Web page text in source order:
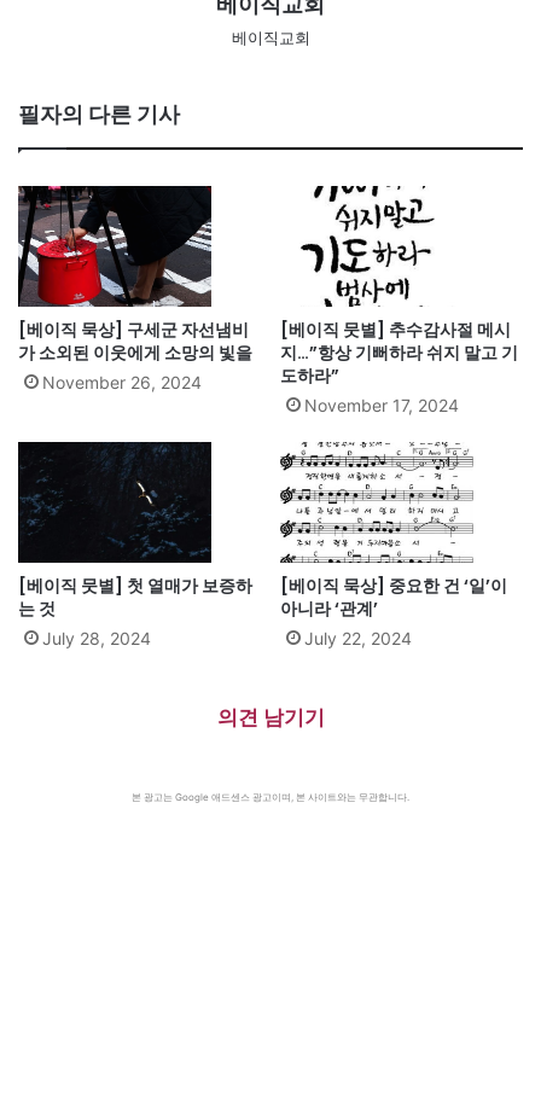
베이직교회
필자의 다른 기사
[베이직 묵상] 구세군 자선냄비
가 소외된 이웃에게 소망의 빛을
November 26, 2024
[베이직 뭇별] 추수감사절 메시
지…”항상 기뻐하라 쉬지 말고 기
도하라”
November 17, 2024
[베이직 뭇별] 첫 열매가 보증하
는 것
July 28, 2024
[베이직 묵상] 중요한 건 ‘일’이
아니라 ‘관계’
July 22, 2024
의견 남기기
본 광고는 Google 애드센스 광고이며, 본 사이트와는 무관합니다.